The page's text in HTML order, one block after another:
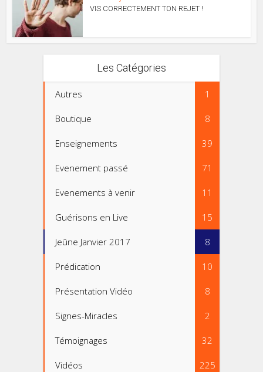
VIS CORRECTEMENT TON REJET !
Les Catégories
Autres 1
Boutique 8
Enseignements 39
Evenement passé 71
Evenements à venir 11
Guérisons en Live 15
Jeûne Janvier 2017 8
Prédication 10
Présentation Vidéo 8
Signes-Miracles 2
Témoignages 32
Vidéos 225